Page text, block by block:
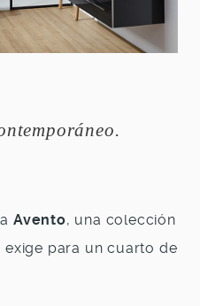
Avento, una colección
para un cuarto de